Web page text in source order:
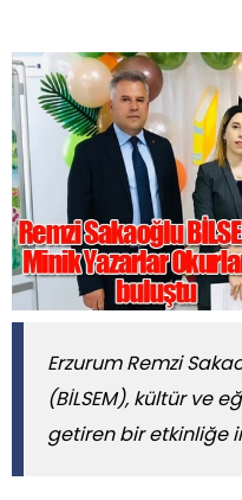
Erzurum Remzi
(BİLSEM), kültür ve
getiren bir etkinliğe